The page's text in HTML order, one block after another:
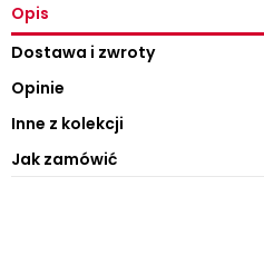
Opis
Dostawa i zwroty
Opinie
Inne z kolekcji
Jak zamówić